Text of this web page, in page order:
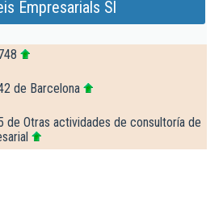
Empresarials Sl
de Barcelona
de Otras actividades de consultoría de